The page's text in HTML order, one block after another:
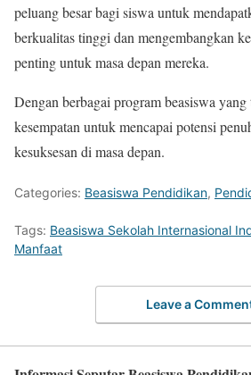
peluang besar bagi siswa untuk
berkualitas tinggi dan mengembangkan
penting untuk masa depan mereka.
Dengan berbagai program beasiswa
kesempatan untuk mencapai potensi
kesuksesan di masa depan.
Categories: Beasiswa Pendidikan,
Tags: Beasiswa Sekolah Internasional
Manfaat
Leave a